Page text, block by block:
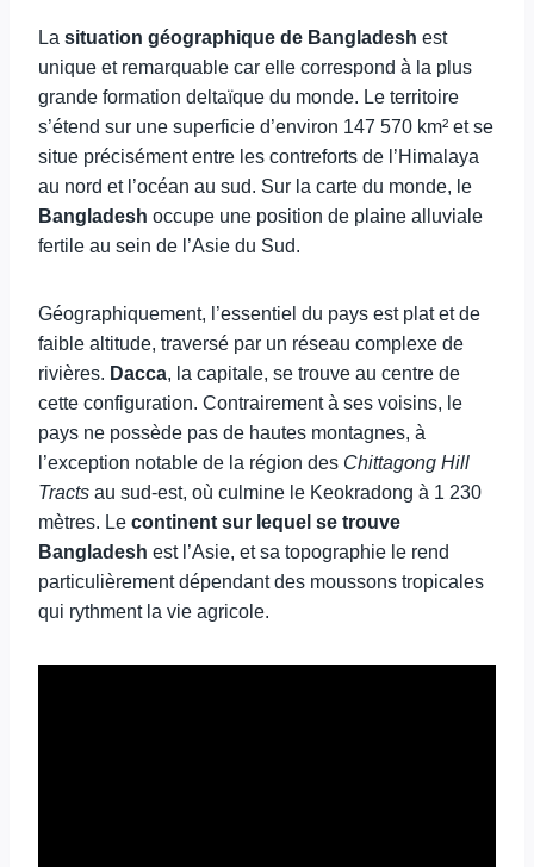
La situation géographique de Bangladesh est
unique et remarquable car elle correspond à la plus
grande formation deltaïque du monde. Le territoire
s’étend sur une superficie d’environ 147 570 km² et se
situe précisément entre les contreforts de l’Himalaya
au nord et l’océan au sud. Sur la carte du monde, le
Bangladesh occupe une position de plaine alluviale
fertile au sein de l’Asie du Sud.
Géographiquement, l’essentiel du pays est plat et de
faible altitude, traversé par un réseau complexe de
rivières. Dacca, la capitale, se trouve au centre de
cette configuration. Contrairement à ses voisins, le
pays ne possède pas de hautes montagnes, à
l’exception notable de la région des Chittagong Hill
Tracts au sud-est, où culmine le Keokradong à 1 230
mètres. Le continent sur lequel se trouve
Bangladesh est l’Asie, et sa topographie le rend
particulièrement dépendant des moussons tropicales
qui rythment la vie agricole.